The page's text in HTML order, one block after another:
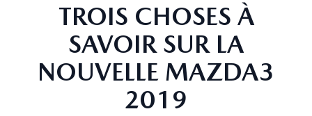
TROIS CHOSES À
SAVOIR SUR LA
NOUVELLE MAZDA3
2019